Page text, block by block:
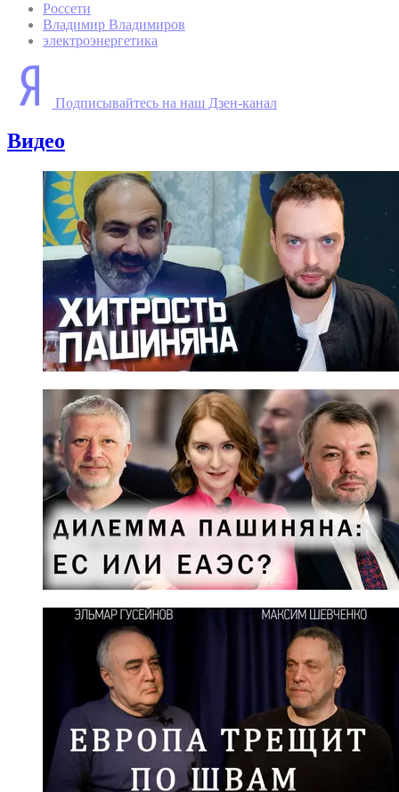
Россети
Владимир Владимиров
электроэнергетика
Подписывайтесь на наш Дзен-канал
Видео